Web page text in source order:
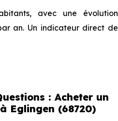
avec une évolution
an. Un indicateur direct de
la demande locative locale
plus recherchées.
: Acheter un
Eglingen (68720)